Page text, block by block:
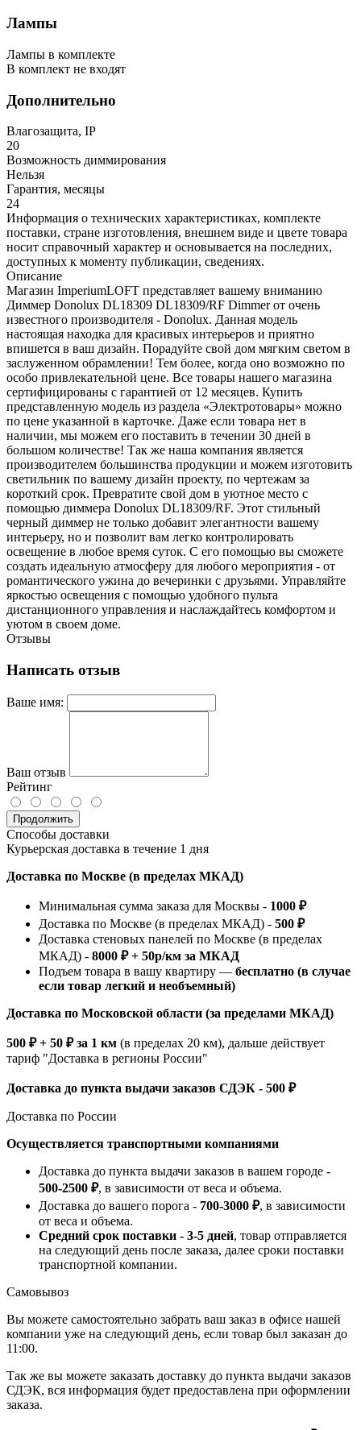
Лампы
Лампы в комплекте
В комплект не входят
Дополнительно
Влагозащита, IP
20
Возможность диммирования
Нельзя
Гарантия, месяцы
24
Информация о технических характеристиках, комплекте
поставки, стране изготовления, внешнем виде и цвете товара
носит справочный характер и основывается на последних,
доступных к моменту публикации, сведениях.
Описание
Магазин ImperiumLOFT представляет вашему вниманию
Диммер Donolux DL18309 DL18309/RF Dimmer от очень
известного производителя - Donolux. Данная модель
настоящая находка для красивых интерьеров и приятно
впишется в ваш дизайн. Порадуйте свой дом мягким светом в
заслуженном обрамлении! Тем более, когда оно возможно по
особо привлекательной цене. Все товары нашего магазина
сертифицированы с гарантией от 12 месяцев. Купить
представленную модель из раздела «Электротовары» можно
по цене указанной в карточке. Даже если товара нет в
наличии, мы можем его поставить в течении 30 дней в
большом количестве! Так же наша компания является
производителем большинства продукции и можем изготовить
светильник по вашему дизайн проекту, по чертежам за
короткий срок. Превратите свой дом в уютное место с
помощью диммера Donolux DL18309/RF. Этот стильный
черный диммер не только добавит элегантности вашему
интерьеру, но и позволит вам легко контролировать
освещение в любое время суток. С его помощью вы сможете
создать идеальную атмосферу для любого мероприятия - от
романтического ужина до вечеринки с друзьями. Управляйте
яркостью освещения с помощью удобного пульта
дистанционного управления и наслаждайтесь комфортом и
уютом в своем доме.
Отзывы
Написать отзыв
Ваше имя:
Ваш отзыв
Рейтинг
Продолжить
Способы доставки
Курьерская доставка в течение 1 дня
Доставка по Москве (в пределах МКАД)
Минимальная сумма заказа для Москвы - 1000 ₽
Доставка по Москве (в пределах МКАД) - 500 ₽
Доставка стеновых панелей по Москве (в пределах
МКАД) - 8000 ₽ + 50р/км за МКАД
Подъем товара в вашу квартиру — бесплатно (в случае
если товар легкий и необъемный)
Доставка по Московской области (за пределами МКАД)
500 ₽ + 50 ₽ за 1 км (в пределах 20 км), дальше действует
тариф "Доставка в регионы России"
Доставка до пункта выдачи заказов СДЭК - 500 ₽
Доставка по России
Осуществляется транспортными компаниями
Доставка до пункта выдачи заказов в вашем городе -
500-2500 ₽, в зависимости от веса и объема.
Доставка до вашего порога - 700-3000 ₽, в зависимости
от веса и объема.
Средний срок поставки - 3-5 дней, товар отправляется
на следующий день после заказа, далее сроки поставки
транспортной компании.
Самовывоз
Вы можете самостоятельно забрать ваш заказ в офисе нашей
компании уже на следующий день, если товар был заказан до
11:00.
Так же вы можете заказать доставку до пункта выдачи заказов
СДЭК, вся информация будет предоставлена при оформлении
заказа.